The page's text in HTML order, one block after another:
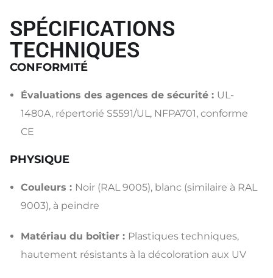
SPÉCIFICATIONS
TECHNIQUES
CONFORMITÉ
Évaluations des agences de sécurité : UL-
1480A, répertorié S5591/UL, NFPA701, conforme
CE
PHYSIQUE
Couleurs : Noir (RAL 9005), blanc (similaire à RAL
9003), à peindre
Matériau du boîtier : Plastiques techniques,
hautement résistants à la décoloration aux UV